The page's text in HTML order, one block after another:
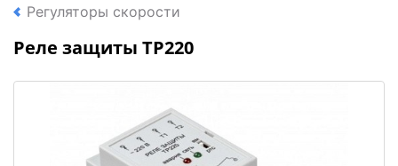
Регуляторы скорости
Реле защиты ТР220